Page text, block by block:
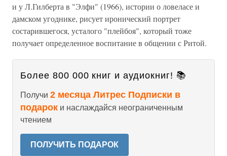
и у Л.Гилберта в "Элфи" (1966), истории о ловеласе и
дамском угоднике, рисует иронический портрет
состарившегося, усталого "плейбоя", который тоже
получает определенное воспитание в общении с Ритой.
Более 800 000 книг и аудиокниг! 📚
Получи 2 месяца Литрес Подписки в
подарок и наслаждайся неограниченным
чтением
ПОЛУЧИТЬ ПОДАРОК